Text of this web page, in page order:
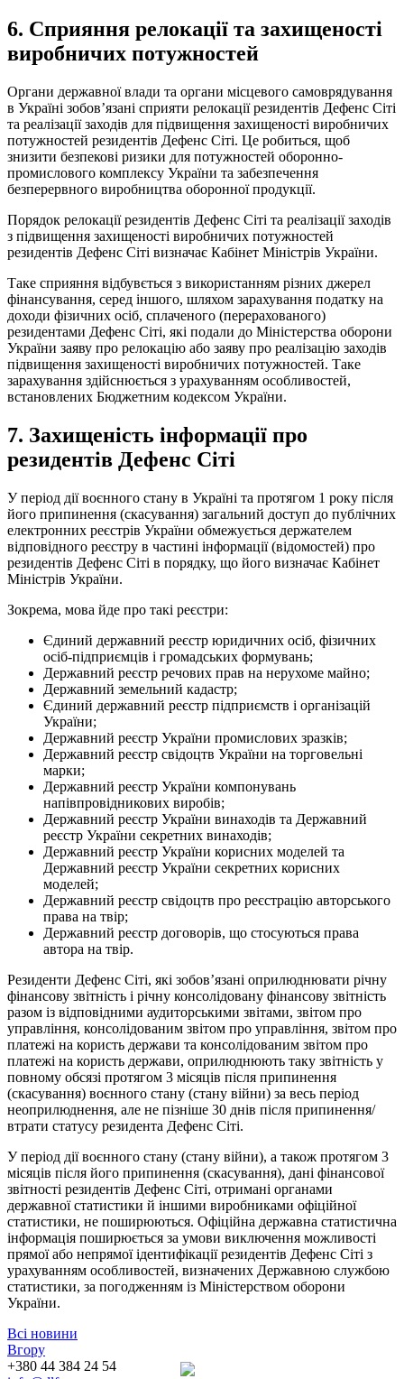
6. Сприяння релокації та захищеності
виробничих потужностей
Органи державної влади та органи місцевого самоврядування
в Україні зобов’язані сприяти релокації резидентів Дефенс Сіті
та реалізації заходів для підвищення захищеності виробничих
потужностей резидентів Дефенс Сіті. Це робиться, щоб
знизити безпекові ризики для потужностей оборонно-
промислового комплексу України та забезпечення
безперервного виробництва оборонної продукції.
Порядок релокації резидентів Дефенс Сіті та реалізації заходів
з підвищення захищеності виробничих потужностей
резидентів Дефенс Сіті визначає Кабінет Міністрів України.
Таке сприяння відбувється з використанням різних джерел
фінансування, серед іншого, шляхом зарахування податку на
доходи фізичних осіб, сплаченого (перерахованого)
резидентами Дефенс Сіті, які подали до Міністерства оборони
України заяву про релокацію або заяву про реалізацію заходів
підвищення захищеності виробничих потужностей. Таке
зарахування здійснюється з урахуванням особливостей,
встановлених Бюджетним кодексом України.
7. Захищеність інформації про
резидентів Дефенс Сіті
У період дії воєнного стану в Україні та протягом 1 року після
його припинення (скасування) загальний доступ до публічних
електронних реєстрів України обмежується держателем
відповідного реєстру в частині інформації (відомостей) про
резидентів Дефенс Сіті в порядку, що його визначає Кабінет
Міністрів України.
Зокрема, мова йде про такі реєстри:
Єдиний державний реєстр юридичних осіб, фізичних
осіб-підприємців і громадських формувань;
Державний реєстр речових прав на нерухоме майно;
Державний земельний кадастр;
Єдиний державний реєстр підприємств і організацій
України;
Державний реєстр України промислових зразків;
Державний реєстр свідоцтв України на торговельні
марки;
Державний реєстр України компонувань
напівпровідникових виробів;
Державний реєстр України винаходів та Державний
реєстр України секретних винаходів;
Державний реєстр України корисних моделей та
Державний реєстр України секретних корисних
моделей;
Державний реєстр свідоцтв про реєстрацію авторського
права на твір;
Державний реєстр договорів, що стосуються права
автора на твір.
Резиденти Дефенс Сіті, які зобов’язані оприлюднювати річну
фінансову звітність і річну консолідовану фінансову звітність
разом із відповідними аудиторськими звітами, звітом про
управління, консолідованим звітом про управління, звітом про
платежі на користь держави та консолідованим звітом про
платежі на користь держави, оприлюднюють таку звітність у
повному обсязі протягом 3 місяців після припинення
(скасування) воєнного стану (стану війни) за весь період
неоприлюднення, але не пізніше 30 днів після припинення/
втрати статусу резидента Дефенс Сіті.
У період дії воєнного стану (стану війни), а також протягом 3
місяців після його припинення (скасування), дані фінансової
звітності резидентів Дефенс Сіті, отримані органами
державної статистики й іншими виробниками офіційної
статистики, не поширюються. Офіційна державна статистична
інформація поширюється за умови виключення можливості
прямої або непрямої ідентифікації резидентів Дефенс Сіті з
урахуванням особливостей, визначених Державною службою
статистики, за погодженням із Міністерством оборони
України.
Всі новини
Вгору
+380 44 384 24 54